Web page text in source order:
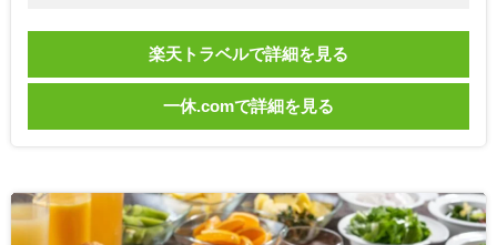
楽天トラベルで詳細を見る
一休.comで詳細を見る